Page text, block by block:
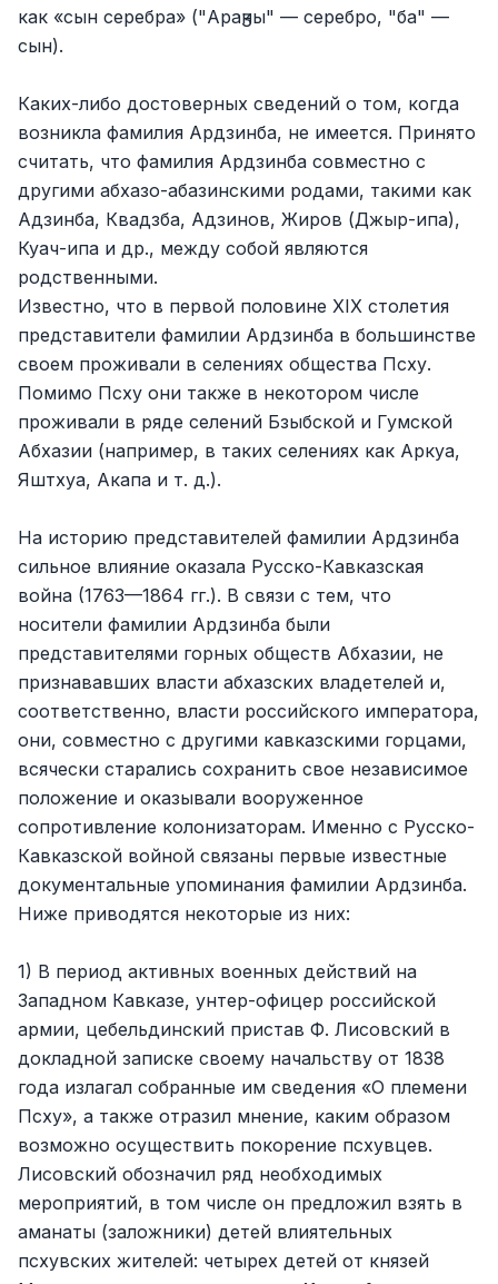
как «сын серебра» ("Араӡны" — серебро, "ба" —
сын).
Каких-либо достоверных сведений о том, когда
возникла фамилия Ардзинба, не имеется. Принято
считать, что фамилия Ардзинба совместно с
другими абхазо-абазинскими родами, такими как
Адзинба, Квадзба, Адзинов, Жиров (Джыр-ипа),
Куач-ипа и др., между собой являются
родственными.
Известно, что в первой половине XIX столетия
представители фамилии Ардзинба в большинстве
своем проживали в селениях общества Псху.
Помимо Псху они также в некотором числе
проживали в ряде селений Бзыбской и Гумской
Абхазии (например, в таких селениях как Аркуа,
Яштхуа, Акапа и т. д.).
На историю представителей фамилии Ардзинба
сильное влияние оказала Русско-Кавказская
война (1763—1864 гг.). В связи с тем, что
носители фамилии Ардзинба были
представителями горных обществ Абхазии, не
признававших власти абхазских владетелей и,
соответственно, власти российского императора,
они, совместно с другими кавказскими горцами,
всячески старались сохранить свое независимое
положение и оказывали вооруженное
сопротивление колонизаторам. Именно с Русско-
Кавказской войной связаны первые известные
документальные упоминания фамилии Ардзинба.
Ниже приводятся некоторые из них:
1) В период активных военных действий на
Западном Кавказе, унтер-офицер российской
армии, цебельдинский пристав Ф. Лисовский в
докладной записке своему начальству от 1838
года излагал собранные им сведения «О племени
Псху», а также отразил мнение, каким образом
возможно осуществить покорение псхувцев.
Лисовский обозначил ряд необходимых
мероприятий, в том числе он предложил взять в
аманаты (заложники) детей влиятельных
псхувских жителей: четырех детей от князей